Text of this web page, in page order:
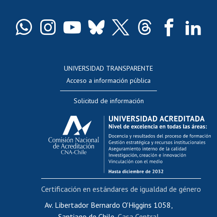
Docentes
Evaluación docente
Calificación académica
Postulación al AUCAI
Funcionarias/os
Cursos internos de capacitación
Bienestar del personal
Portal de movilidad interna
Certificado de renta
UNIVERSIDAD TRANSPARENTE
Acceso a información pública
Solicitud de información
Av. Libertador Bernardo O'Higgins 1058,
Certificación en estándares de igualdad de género